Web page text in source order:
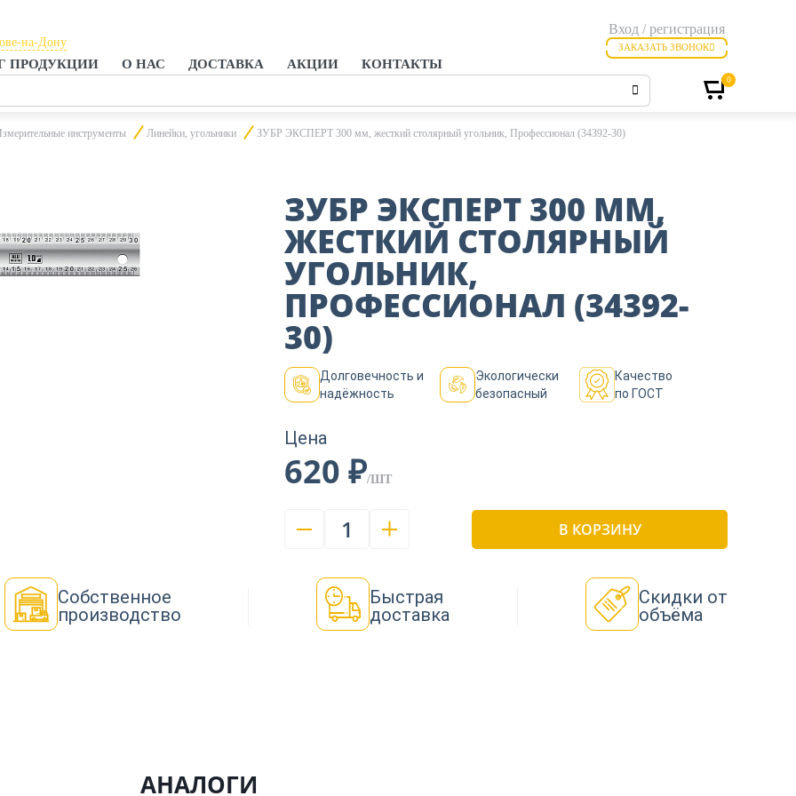
ПРОДУКЦИИ О НАС ДОСТАВКА АКЦИИ КОНТАКТЫ
на-Дону
на-Дону
Вход / регистрация
ЗАКАЗАТЬ ЗВОНОК
0
инструменты Линейки, угольники ЗУБР ЭКСПЕРТ 300 мм, жесткий столярный угольник, Профессионал (34392-30)
ЗУБР ЭКСПЕРТ 300 ММ,
ЖЕСТКИЙ СТОЛЯРНЫЙ
УГОЛЬНИК,
ПРОФЕССИОНАЛ (34392-
30)
Долговечность и
надёжность
Экологически
безопасный
Качество
по ГОСТ
Цена
620 ₽/ШТ
1 В КОРЗИНУ
Собственное
производство
Быстрая
доставка
Скидки от
объёма
АНАЛОГИ